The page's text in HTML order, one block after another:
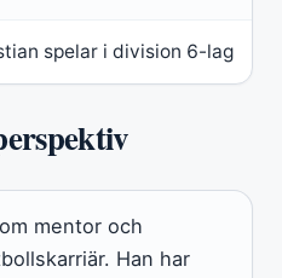
spelar i division 6-lag
mentor och
Han har